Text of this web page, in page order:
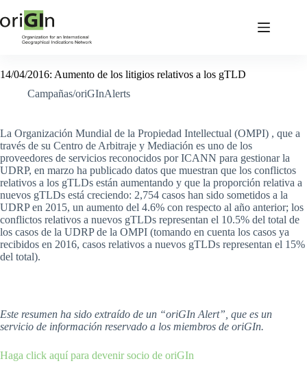
14/04/2016: Aumento de los litigios relativos a los gTLD
Campañas/oriGInAlerts
La Organización Mundial de la Propiedad Intellectual (OMPI) , que a
través de su Centro de Arbitraje y Mediación es uno de los
proveedores de servicios reconocidos por ICANN para gestionar la
UDRP, en marzo ha publicado datos que muestran que los conflictos
relativos a los gTLDs están aumentando y que la proporción relativa a
nuevos gTLDs está creciendo: 2,754 casos han sido sometidos a la
UDRP en 2015, un aumento del 4.6% con respecto al año anterior; los
conflictos relativos a nuevos gTLDs representan el 10.5% del total de
los casos de la UDRP de la OMPI (tomando en cuenta los casos ya
recibidos en 2016, casos relativos a nuevos gTLDs representan el 15%
del total).
Este resumen ha sido extraído de un “oriGIn Alert”, que es un
servicio de información reservado a los miembros de oriGIn.
Haga click aquí para devenir socio de oriGIn